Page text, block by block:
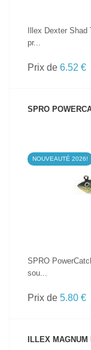
Illex Dexter
pr...
Prix de 6.52 €
SPRO
NOUVEAUTÉ 2026!
SPRO
sou...
Prix de 5.80 €
ILLEX